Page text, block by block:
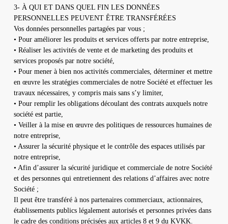
3- À QUI ET DANS QUEL FIN LES DONNÉES
PERSONNELLES PEUVENT ÊTRE TRANSFÉRÉES
Vos données personnelles partagées par vous ;
• Pour améliorer les produits et services offerts par notre entreprise,
• Réaliser les activités de vente et de marketing des produits et
services proposés par notre société,
• Pour mener à bien nos activités commerciales, déterminer et mettre
en œuvre les stratégies commerciales de notre Société et effectuer les
travaux nécessaires, y compris mais sans s’y limiter,
• Pour remplir les obligations découlant des contrats auxquels notre
société est partie,
• Veiller à la mise en œuvre des politiques de ressources humaines de
notre entreprise,
• Assurer la sécurité physique et le contrôle des espaces utilisés par
notre entreprise,
• Afin d’assurer la sécurité juridique et commerciale de notre Société
et des personnes qui entretiennent des relations d’affaires avec notre
Société ;
Il peut être transféré à nos partenaires commerciaux, actionnaires,
établissements publics légalement autorisés et personnes privées dans
le cadre des conditions précisées aux articles 8 et 9 du KVKK.